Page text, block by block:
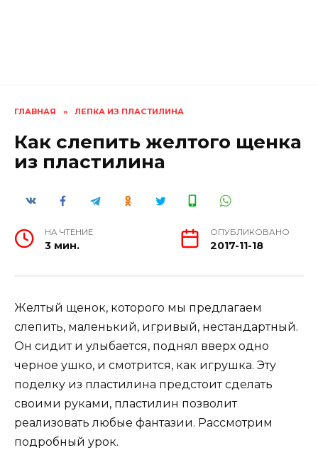
ГЛАВНАЯ » ЛЕПКА ИЗ ПЛАСТИЛИНА
Как слепить желтого щенка
из пластилина
НА ЧТЕНИЕ
3 мин.
ОПУБЛИКОВАНО
2017-11-18
Желтый щенок, которого мы предлагаем
слепить, маленький, игривый, нестандартный.
Он сидит и улыбается, поднял вверх одно
черное ушко, и смотрится, как игрушка. Эту
поделку из пластилина предстоит сделать
своими руками, пластилин позволит
реализовать любые фантазии. Рассмотрим
подробный урок.